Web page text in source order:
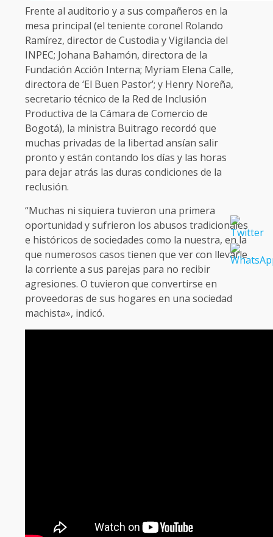
Frente al auditorio y a sus compañeros en la
mesa principal (el teniente coronel Rolando
Ramírez, director de Custodia y Vigilancia del
INPEC; Johana Bahamón, directora de la
Fundación Acción Interna; Myriam Elena Calle,
directora de ‘El Buen Pastor’; y Henry Noreña,
secretario técnico de la Red de Inclusión
Productiva de la Cámara de Comercio de
Bogotá), la ministra Buitrago recordó que
muchas privadas de la libertad ansían salir
pronto y están contando los días y las horas
para dejar atrás las duras condiciones de la
reclusión.
“Muchas ni siquiera tuvieron una primera
oportunidad y sufrieron los abusos tradicionales
e históricos de sociedades como la nuestra, en la
que numerosos casos tienen que ver con llevarle
la corriente a sus parejas para no recibir
agresiones. O tuvieron que convertirse en
proveedoras de sus hogares en una sociedad
machista», indicó.